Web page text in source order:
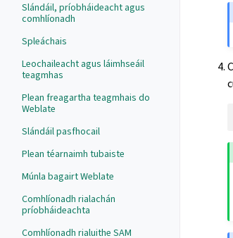
Slándáil, príobháideacht agus
comhlíonadh
Spleáchais
Leochaileacht agus láimhseáil
teagmhas
Plean freagartha teagmhais do
Weblate
Slándáil pasfhocail
Plean téarnaimh tubaiste
Múnla bagairt Weblate
Comhlíonadh rialachán
príobháideachta
Comhlíonadh rialuithe SAM